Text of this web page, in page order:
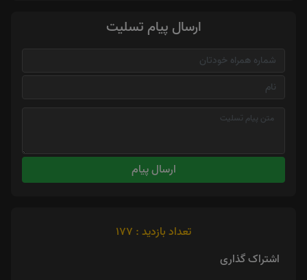
ارسال پیام تسلیت
ارسال پیام
تعداد بازدید : 177
اشتراک گذاری